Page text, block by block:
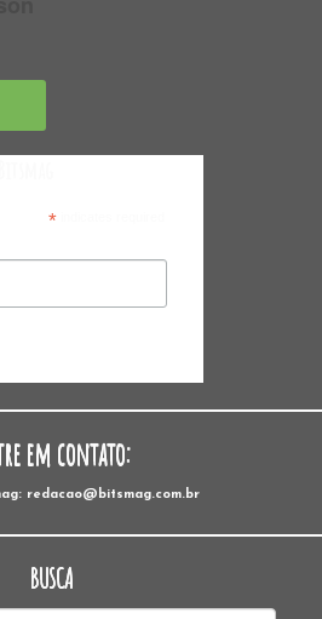
*indicates required
em contato:
redacao@bitsmag.com.br
BUSCA